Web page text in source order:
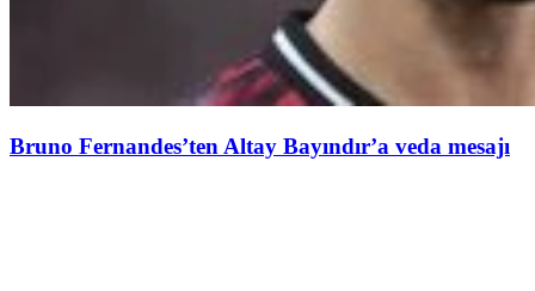
Bruno Fernandes’ten Altay Bayındır’a veda mesajı